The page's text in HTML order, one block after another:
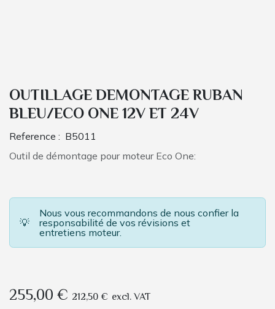
OUTILLAGE DEMONTAGE RUBAN
BLEU/ECO ONE 12V ET 24V
Reference : B5011
Outil de démontage pour moteur Eco One:
💡
Nous vous recommandons de nous confier la
responsabilité de vos révisions et
entretiens moteur.
255,00€ 212,50 € excl. VAT